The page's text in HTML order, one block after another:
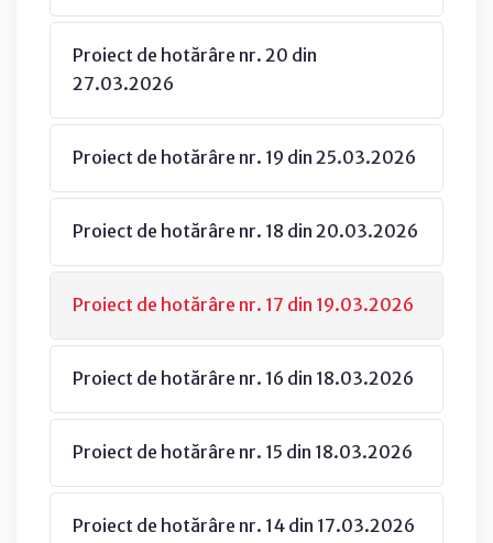
Proiect de hotărâre nr. 20 din
27.03.2026
Proiect de hotărâre nr. 19 din 25.03.2026
Proiect de hotărâre nr. 18 din 20.03.2026
Proiect de hotărâre nr. 17 din 19.03.2026
Proiect de hotărâre nr. 16 din 18.03.2026
Proiect de hotărâre nr. 15 din 18.03.2026
Proiect de hotărâre nr. 14 din 17.03.2026